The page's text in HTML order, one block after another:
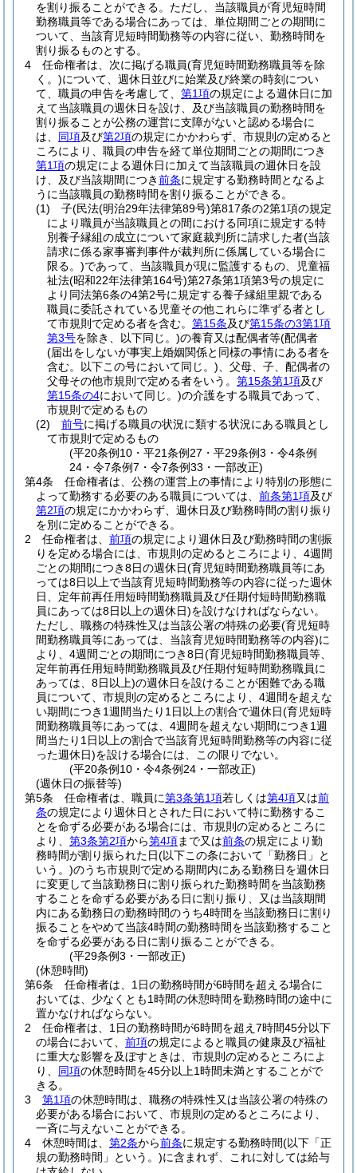
を割り振ることができる。 ただし、当該職員が育児短時間
勤務職員等である場合にあっては、単位期間ごとの期間に
ついて、当該育児短時間勤務等の内容に従い、勤務時間を
割り振るものとする。
4
任命権者は、次に掲げる職員(育児短時間勤務職員等を除
く。)について、週休日並びに始業及び終業の時刻につい
て、職員の申告を考慮して、 第1項の規定による週休日に加
えて当該職員の週休日を設け、及び当該職員の勤務時間を
割り振ることが公務の運営に支障がないと認める場合に
は、 同項及び第2項の規定にかかわらず、市規則の定めると
ころにより、職員の申告を経て単位期間ごとの期間につき
第1項の規定による週休日に加えて当該職員の週休日を設
け、及び当該期間につき前条に規定する勤務時間となるよ
うに当該職員の勤務時間を割り振ることができる。
(1)
子(民法(明治29年法律第89号)第817条の2第1項の規定
により職員が当該職員との間における同項に規定する特
別養子縁組の成立について家庭裁判所に請求した者(当該
請求に係る家事審判事件が裁判所に係属している場合に
限る。)であって、当該職員が現に監護するもの、児童福
祉法(昭和22年法律第164号)第27条第1項第3号の規定に
より同法第6条の4第2号に規定する養子縁組里親である
職員に委託されている児童その他これらに準ずる者とし
て市規則で定める者を含む。 第15条及び第15条の3第1項
第3号を除き、以下同じ。)の養育又は配偶者等(配偶者
(届出をしないが事実上婚姻関係と同様の事情にある者を
含む。以下この号において同じ。) 、父母、子、配偶者の
父母その他市規則で定める者をいう。 第15条第1項及び
第15条の4において同じ。)の介護をする職員であって、
市規則で定めるもの
(2)
前号に掲げる職員の状況に類する状況にある職員とし
て市規則で定めるもの
(平20条例10・平21条例27・平29条例3・令4条例
24・令7条例7・令7条例33・一部改正)
第4条
任命権者は、公務の運営上の事情により特別の形態に
よって勤務する必要のある職員については、 前条第1項及び
第2項の規定にかかわらず、週休日及び勤務時間の割り振り
を別に定めることができる。
2
任命権者は、 前項の規定により週休日及び勤務時間の割振
りを定める場合には、市規則の定めるところにより、4週間
ごとの期間につき8日の週休日(育児短時間勤務職員等にあ
っては8日以上で当該育児短時間勤務等の内容に従った週休
日、定年前再任用短時間勤務職員及び任期付短時間勤務職
員にあっては8日以上の週休日)を設けなければならない。
ただし、職務の特殊性又は当該公署の特殊の必要(育児短時
間勤務職員等にあっては、当該育児短時間勤務等の内容)に
より、4週間ごとの期間につき8日(育児短時間勤務職員等、
定年前再任用短時間勤務職員及び任期付短時間勤務職員に
あっては、8日以上)の週休日を設けることが困難である職
員について、市規則の定めるところにより、4週間を超えな
い期間につき1週間当たり1日以上の割合で週休日(育児短時
間勤務職員等にあっては、4週間を超えない期間につき1週
間当たり1日以上の割合で当該育児短時間勤務等の内容に従
った週休日)を設ける場合には、この限りでない。
(平20条例10・令4条例24・一部改正)
(週休日の振替等)
第5条
任命権者は、職員に第3条第1項若しくは第4項又は前
条の規定により週休日とされた日において特に勤務するこ
とを命ずる必要がある場合には、市規則の定めるところに
より、 第3条第2項から第4項まで又は前条の規定により勤
務時間が割り振られた日(以下この条において「勤務日」と
いう。)のうち市規則で定める期間内にある勤務日を週休日
に変更して当該勤務日に割り振られた勤務時間を当該勤務
することを命ずる必要がある日に割り振り、又は当該期間
内にある勤務日の勤務時間のうち4時間を当該勤務日に割り
振ることをやめて当該4時間の勤務時間を当該勤務すること
を命ずる必要がある日に割り振ることができる。
(平29条例3・一部改正)
(休憩時間)
第6条
任命権者は、1日の勤務時間が6時間を超える場合に
おいては、少なくとも1時間の休憩時間を勤務時間の途中に
置かなければならない。
2
任命権者は、1日の勤務時間が6時間を超え7時間45分以下
の場合において、 前項の規定によると職員の健康及び福祉
に重大な影響を及ぼすときは、市規則の定めるところによ
り、 同項の休憩時間を45分以上1時間未満とすることがで
きる。
3
第1項の休憩時間は、職務の特殊性又は当該公署の特殊の
必要がある場合において、市規則の定めるところにより、
一斉に与えないことができる。
4
休憩時間は、 第2条から前条に規定する勤務時間(以下「正
規の勤務時間」という。)に含まれず、これに対しては給与